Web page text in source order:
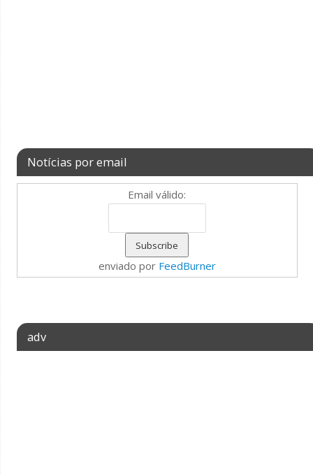
Notícias por email
Email válido:
enviado porFeedBurner
adv